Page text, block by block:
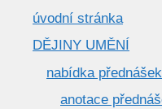
úvodní stránka
DĚJINY UMĚNÍ
nabídka přednášek
anotace